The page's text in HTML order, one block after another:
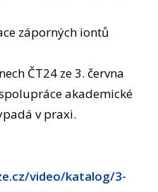
záporných iontů
ČT24 ze 3. června
akademické
v praxi.
video/katalog/3-